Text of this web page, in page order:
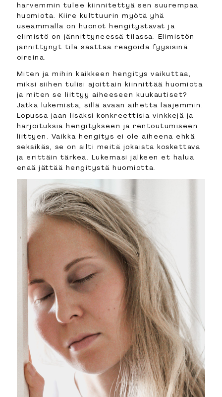
harvemmin tulee kiinnitettyä sen suurempaa
huomiota. Kiire kulttuurin myötä yhä
useammalla on huonot hengitystavat ja
elimistö on jännittyneessä tilassa. Elimistön
jännittynyt tila saattaa reagoida fyysisinä
oireina.
Miten ja mihin kaikkeen hengitys vaikuttaa,
miksi siihen tulisi ajoittain kiinnittää huomiota
ja miten se liittyy aiheeseen kuukautiset?
Jatka lukemista, sillä avaan aihetta laajemmin.
Lopussa jaan lisäksi konkreettisia vinkkejä ja
harjoituksia hengitykseen ja rentoutumiseen
liittyen. Vaikka hengitys ei ole aiheena ehkä
seksikäs, se on silti meitä jokaista koskettava
ja erittäin tärkeä. Lukemasi jälkeen et halua
enää jättää hengitystä huomiotta.